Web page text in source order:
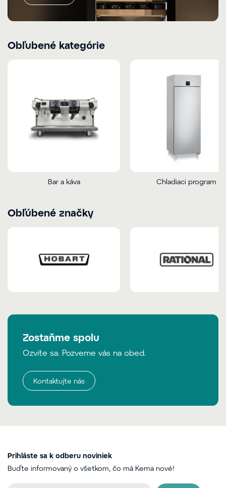
Obľubené kategórie
Bar a káva Chladiaci program
Obľúbené značky
Zostaňme spolu
Ozvite sa. Pozveme vás na obed.
Kontaktujte nás
Prihláste sa k odberu noviniek
Buďte informovaný o všetkom, čo má Kema nové!